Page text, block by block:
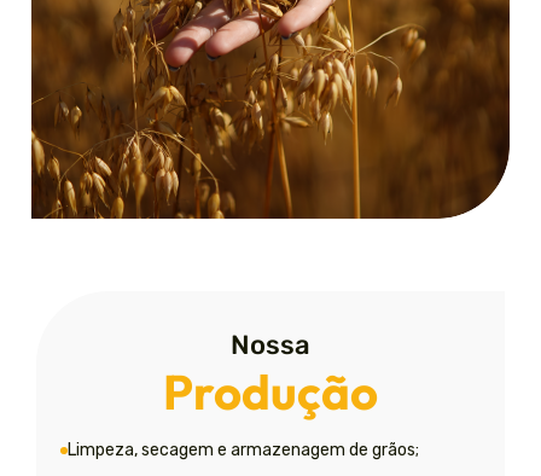
Nossa
Produção
Limpeza, secagem e armazenagem de grãos;